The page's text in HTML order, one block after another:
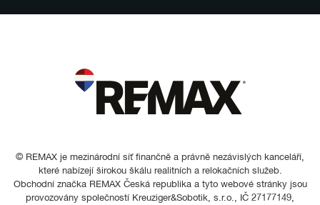
© REMAX je mezinárodní síť finančně a právně nezávislých kanceláří,
které nabízejí širokou škálu realitních a relokačních služeb.
Obchodní značka REMAX Česká republika a tyto webové stránky jsou
provozovány společností Kreuziger&Sobotik, s.r.o., IČ 27177149,